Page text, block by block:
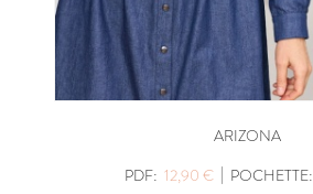
ARIZONA
PDF: 12,90 € | POCHETTE: